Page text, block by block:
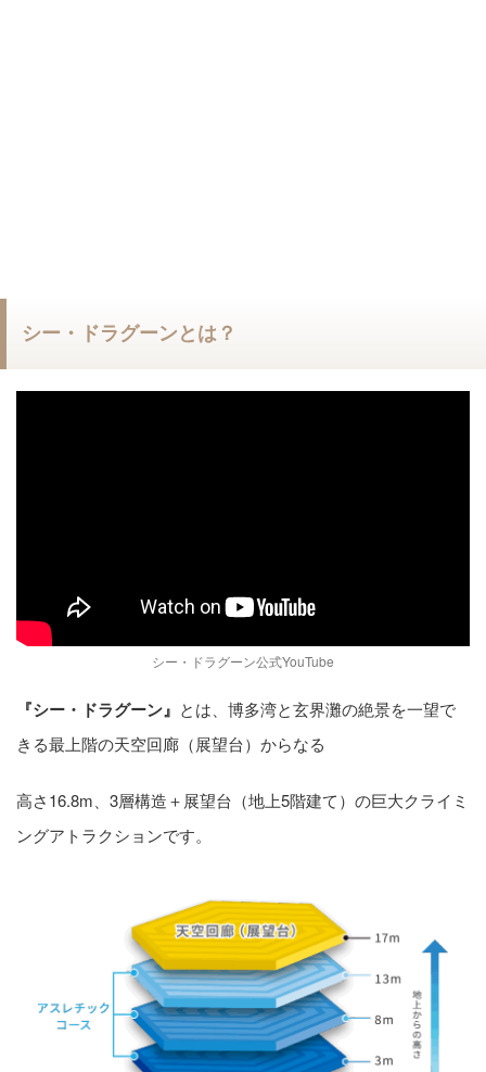
シー・ドラグーンとは？
シー・ドラグーン公式YouTube
『シー・ドラグーン』 とは、博多湾と玄界灘の絶景を一望で
きる最上階の天空回廊（展望台）からなる
高さ16.8m、3層構造＋展望台（地上5階建て）の巨大クライミ
ングアトラクションです。